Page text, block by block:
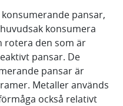
pansar,
konsumera
rotera den som är
pansar. De
pansar är
Metaller används
också relativt